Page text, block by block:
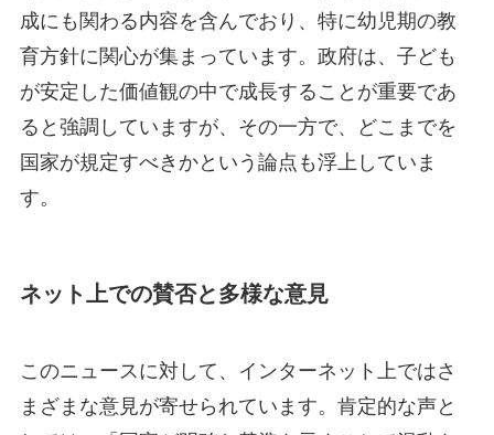
成にも関わる内容を含んでおり、特に幼児期の教
育方針に関心が集まっています。政府は、子ども
が安定した価値観の中で成長することが重要であ
ると強調していますが、その一方で、どこまでを
国家が規定すべきかという論点も浮上していま
す。
ネット上での賛否と多様な意見
このニュースに対して、インターネット上ではさ
まざまな意見が寄せられています。肯定的な声と